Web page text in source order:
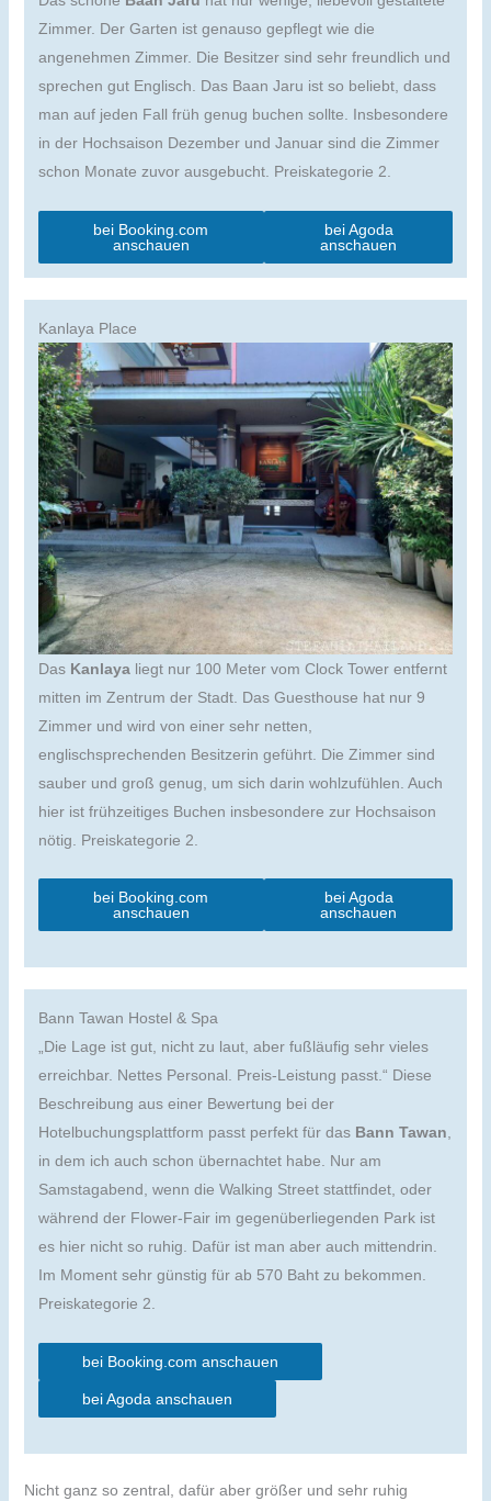
Zimmer. Der Garten ist genauso gepflegt wie die
angenehmen Zimmer. Die Besitzer sind sehr freundlich und
sprechen gut Englisch. Das Baan Jaru ist so beliebt, dass
man auf jeden Fall früh genug buchen sollte. Insbesondere
in der Hochsaison Dezember und Januar sind die Zimmer
schon Monate zuvor ausgebucht. Preiskategorie 2.
bei Booking.com
anschauen
bei Agoda
anschauen
Kanlaya Place
Das Kanlaya liegt nur 100 Meter vom Clock Tower entfernt
mitten im Zentrum der Stadt. Das Guesthouse hat nur 9
Zimmer und wird von einer sehr netten,
englischsprechenden Besitzerin geführt. Die Zimmer sind
sauber und groß genug, um sich darin wohlzufühlen. Auch
hier ist frühzeitiges Buchen insbesondere zur Hochsaison
nötig. Preiskategorie 2.
bei Booking.com
anschauen
bei Agoda
anschauen
Bann Tawan Hostel & Spa
„Die Lage ist gut, nicht zu laut, aber fußläufig sehr vieles
erreichbar. Nettes Personal. Preis-Leistung passt.“ Diese
Beschreibung aus einer Bewertung bei der
Hotelbuchungsplattform passt perfekt für das Bann Tawan,
in dem ich auch schon übernachtet habe. Nur am
Samstagabend, wenn die Walking Street stattfindet, oder
während der Flower-Fair im gegenüberliegenden Park ist
es hier nicht so ruhig. Dafür ist man aber auch mittendrin.
Im Moment sehr günstig für ab 570 Baht zu bekommen.
Preiskategorie 2.
bei Booking.com anschauen
bei Agoda anschauen
Nicht ganz so zentral, dafür aber größer und sehr ruhig